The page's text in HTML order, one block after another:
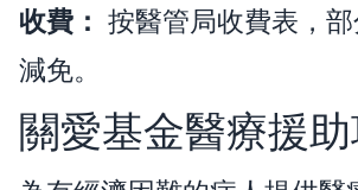
收費： 按醫管局收費表，
減免。
關愛基金醫療援助